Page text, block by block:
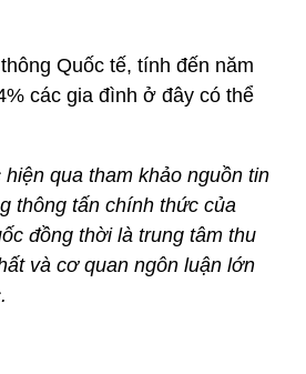
Quốc tế, tính đến năm
các gia đình ở đây có thể
qua tham khảo nguồn tin
thông tấn chính thức của
đồng thời là trung tâm thu
và cơ quan ngôn luận lớn